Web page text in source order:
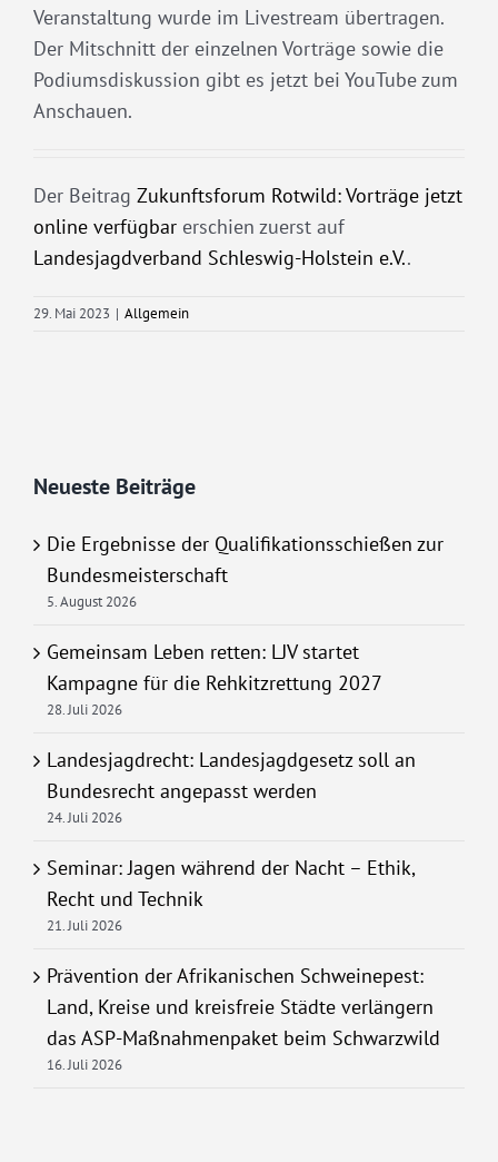
Veranstaltung wurde im Livestream übertragen.
Der Mitschnitt der einzelnen Vorträge sowie die
Podiumsdiskussion gibt es jetzt bei YouTube zum
Anschauen.
Der Beitrag Zukunftsforum Rotwild: Vorträge jetzt
online verfügbar erschien zuerst auf
Landesjagdverband Schleswig-Holstein e.V..
29. Mai 2023 | Allgemein
Neueste Beiträge
Die Ergebnisse der Qualifikationsschießen zur
Bundesmeisterschaft
5. August 2026
Gemeinsam Leben retten: LJV startet
Kampagne für die Rehkitzrettung 2027
28. Juli 2026
Landesjagdrecht: Landesjagdgesetz soll an
Bundesrecht angepasst werden
24. Juli 2026
Seminar: Jagen während der Nacht – Ethik,
Recht und Technik
21. Juli 2026
Prävention der Afrikanischen Schweinepest:
Land, Kreise und kreisfreie Städte verlängern
das ASP-Maßnahmenpaket beim Schwarzwild
16. Juli 2026